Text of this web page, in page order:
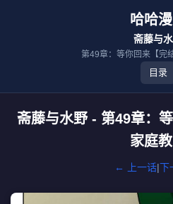
哈哈
斋藤与
第49章：等你回来【完
目录
斋藤与水野 - 第49章：
家庭
← 上一话|下